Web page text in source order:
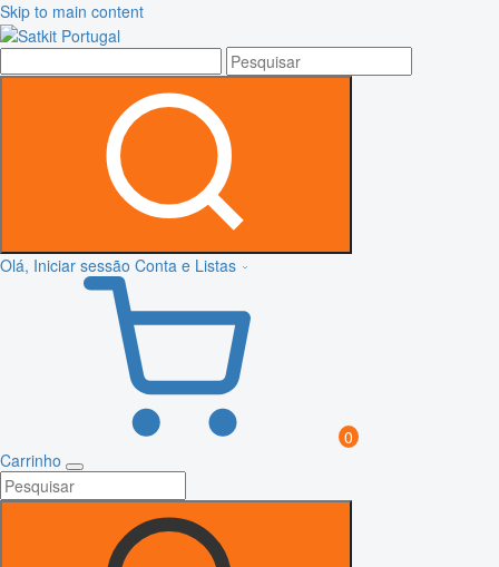
Skip to main content
Olá, Iniciar sessão Conta e Listas
0
Carrinho